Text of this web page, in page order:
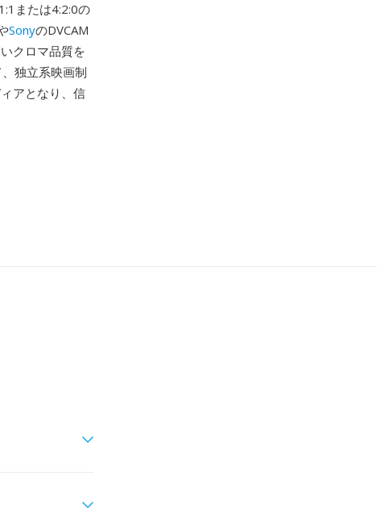
または4:2:0の
SonyのDVCAM
クロマ品質を
独立系映画制
アとなり、信